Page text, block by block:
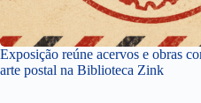
Exposição reúne acervos e obras
arte postal na Biblioteca Zink